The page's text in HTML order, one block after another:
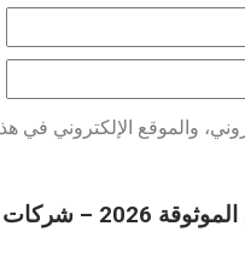
والموقع الإلكتروني في
موثوقة ومرخصة